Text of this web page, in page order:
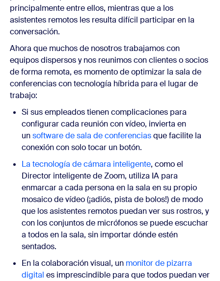
principalmente entre ellos, mientras que a los
asistentes remotos les resulta difícil participar en la
conversación.
Ahora que muchos de nosotros trabajamos con
equipos dispersos y nos reunimos con clientes o socios
de forma remota, es momento de optimizar la sala de
conferencias con tecnología híbrida para el lugar de
trabajo:
Si sus empleados tienen complicaciones para
configurar cada reunión con vídeo, invierta en
unsoftware de sala de conferenciasque facilite la
conexión con solo tocar un botón.
La tecnología de cámara inteligente, como el
Director inteligente de Zoom, utiliza IA para
enmarcar a cada persona en la sala en su propio
mosaico de vídeo (¡adiós, pista de bolos!) de modo
que los asistentes remotos puedan ver sus rostros, y
con los conjuntos de micrófonos se puede escuchar
a todos en la sala, sin importar dónde estén
sentados.
En la colaboración visual, un monitor de pizarra
digital es imprescindible para que todos puedan ver